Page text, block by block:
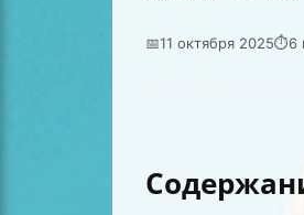
📅11 октября 2025⏱6